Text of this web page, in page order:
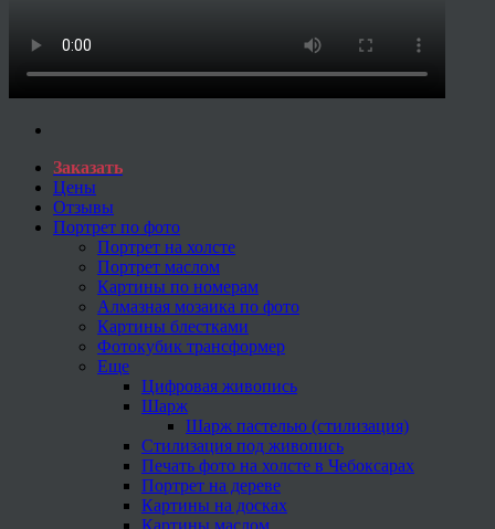
Заказать
Цены
Отзывы
Портрет по фото
Портрет на холсте
Портрет маслом
Картины по номерам
Алмазная мозаика по фото
Картины блестками
Фотокубик трансформер
Еще
Цифровая живопись
Шарж
Шарж пастелью (стилизация)
Стилизация под живопись
Печать фото на холсте в Чебоксарах
Портрет на дереве
Картины на досках
Картины маслом